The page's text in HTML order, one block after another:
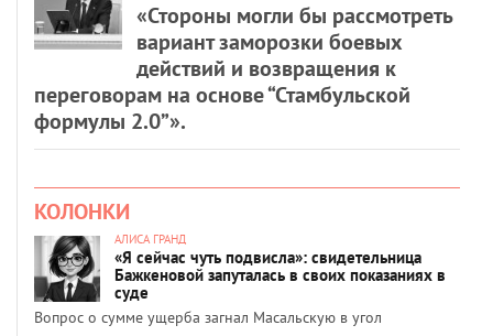
«Стороны могли бы рассмотреть
вариант заморозки боевых
действий и возвращения к
переговорам на основе “Стамбульской
формулы 2.0”».
КОЛОНКИ
АЛИСА ГРАНД
«Я сейчас чуть подвисла»: свидетельница
Бажкеновой запуталась в своих показаниях в
суде
Вопрос о сумме ущерба загнал Масальскую в угол